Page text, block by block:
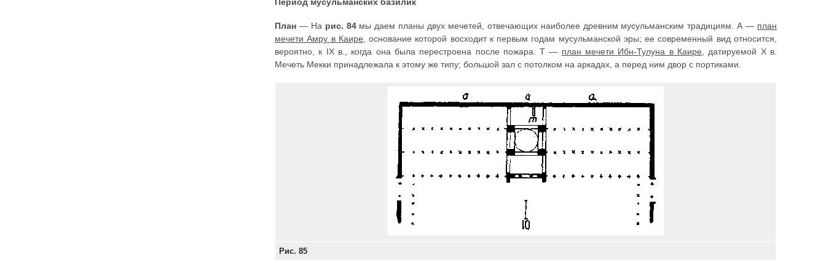
Период мусульманских базилик
План — На рис. 84мы даем планы двух мечетей, отвечающих наиболее древним мусульманским традициям. А — план
мечети Амру в Каире, основание которой восходит к первым годам мусульманской эры; ее современный вид относится,
вероятно, к IX в., когда она была перестроена после пожара. Т — план мечети Ибн-Тулуна в Каире, датируемой X в.
Мечеть Мекки принадлежала к этому же типу; большой зал с потолком на аркадах, а перед ним двор с портиками.
Рис. 85